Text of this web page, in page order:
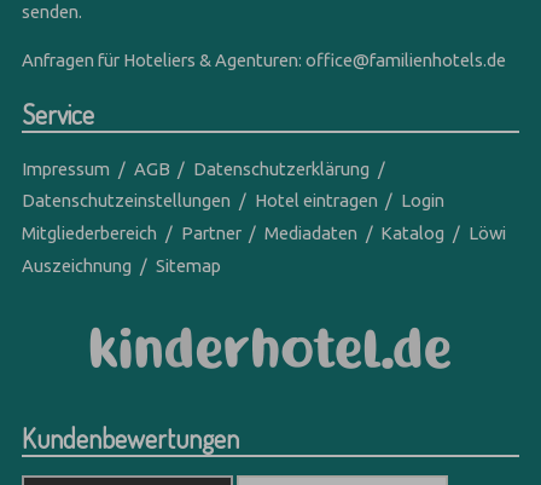
senden.
Anfragen für Hoteliers & Agenturen:office@familienhotels.de
Service
Impressum AGB
Datenschutzerklärung
Datenschutzeinstellungen
Hotel eintragen
Login
Mitgliederbereich
Partner Mediadaten Katalog
Löwi
Auszeichnung
Sitemap
Kundenbewertungen